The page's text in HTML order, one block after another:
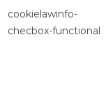
cookielawinfo-
checbox-functional